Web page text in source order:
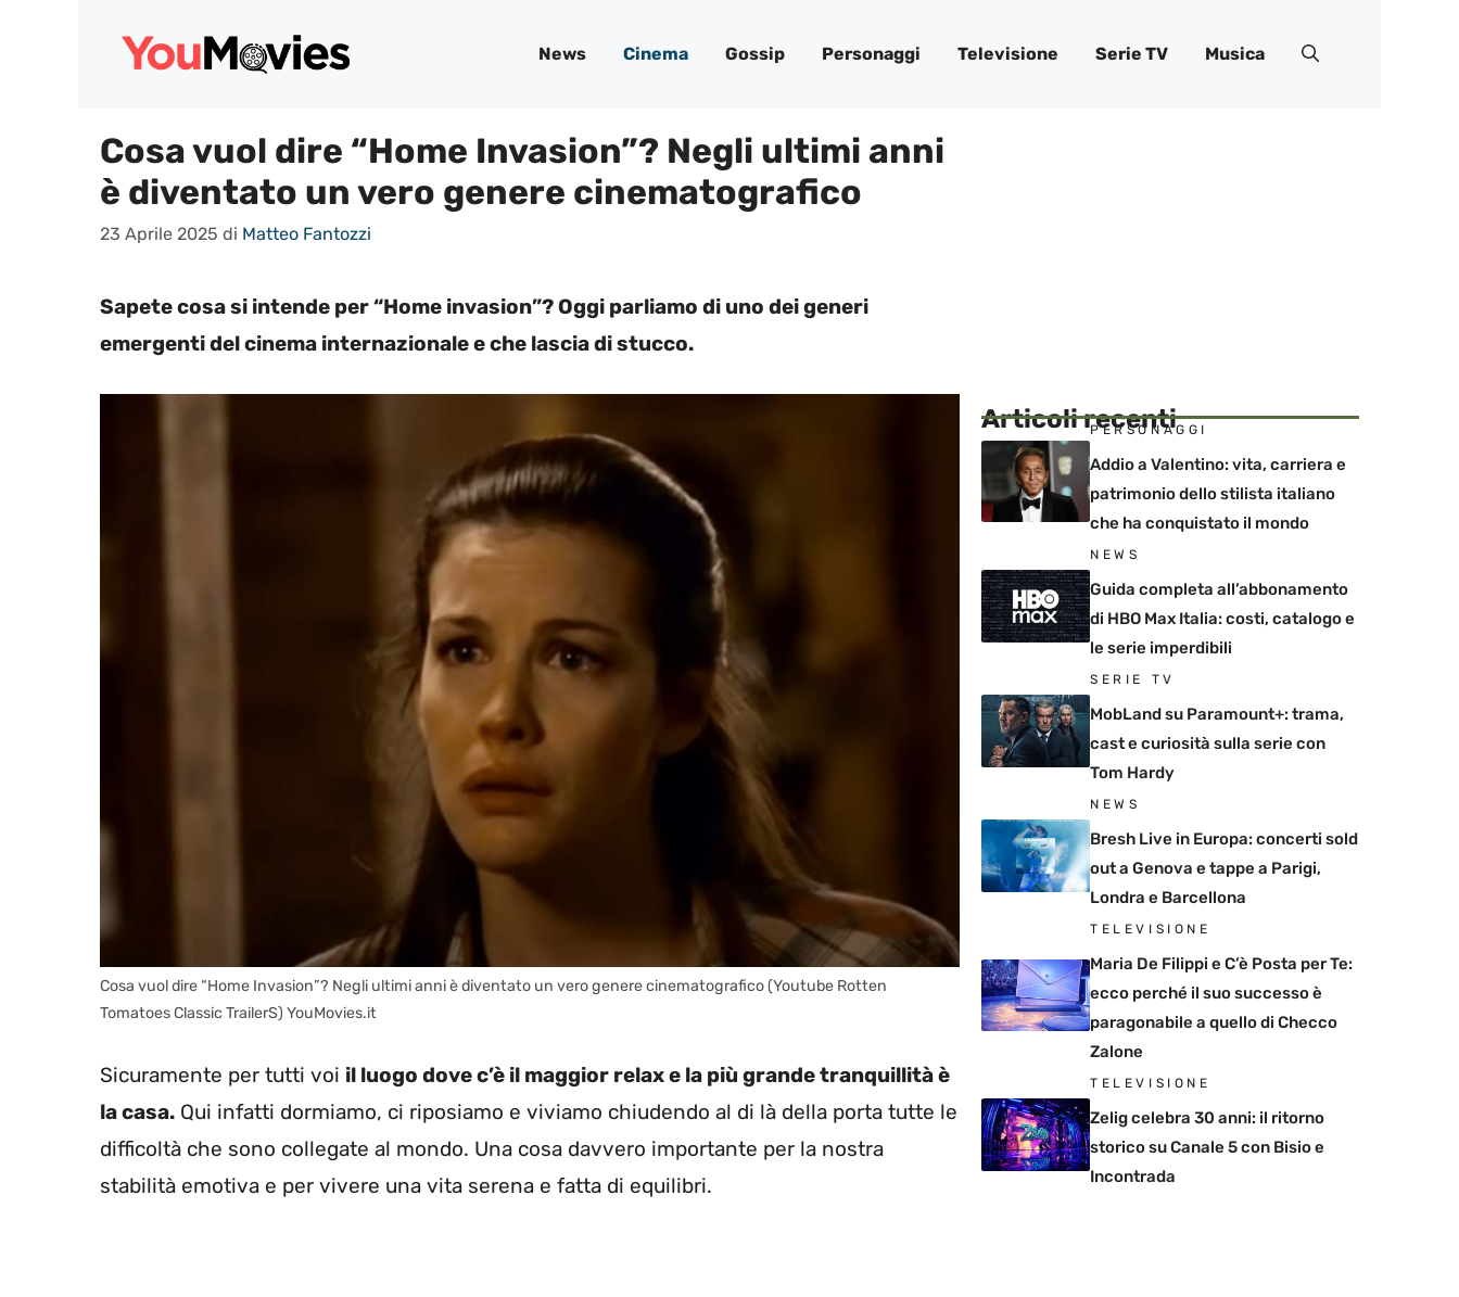
News Cinema Gossip Personaggi Televisione Serie TV Musica
Cosa vuol dire “Home Invasion”? Negli ultimi anni
è diventato un vero genere cinematografico
23 Aprile 2025 di Matteo Fantozzi
Sapete cosa si intende per “Home invasion”? Oggi parliamo di uno dei generi
emergenti del cinema internazionale e che lascia di stucco.
Cosa vuol dire “Home Invasion”? Negli ultimi anni è diventato un vero genere cinematografico (Youtube Rotten
Tomatoes Classic TrailerS) YouMovies.it
Sicuramente per tutti voi il luogo dove c’è il maggior relax e la più grande tranquillità è
la casa. Qui infatti dormiamo, ci riposiamo e viviamo chiudendo al di là della porta tutte le
difficoltà che sono collegate al mondo. Una cosa davvero importante per la nostra
stabilità emotiva e per vivere una vita serena e fatta di equilibri.
Articoli recenti
PERSONAGGI
Addio a Valentino: vita, carriera e
patrimonio dello stilista italiano
che ha conquistato il mondo
NEWS
Guida completa all’abbonamento
di HBO Max Italia: costi, catalogo e
le serie imperdibili
SERIE TV
MobLand su Paramount+: trama,
cast e curiosità sulla serie con
Tom Hardy
NEWS
Bresh Live in Europa: concerti sold
out a Genova e tappe a Parigi,
Londra e Barcellona
TELEVISIONE
Maria De Filippi e C’è Posta per Te:
ecco perché il suo successo è
paragonabile a quello di Checco
Zalone
TELEVISIONE
Zelig celebra 30 anni: il ritorno
storico su Canale 5 con Bisio e
Incontrada